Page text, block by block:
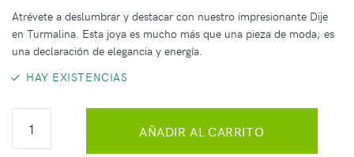
Atrévete a deslumbrar y destacar con nuestro impresionante Dije
en Turmalina. Esta joya es mucho más que una pieza de moda; es
una declaración de elegancia y energía.
HAY EXISTENCIAS
AÑADIR AL CARRITO